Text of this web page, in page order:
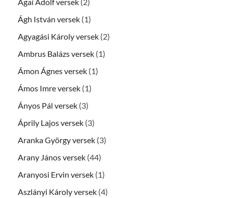
Ágai Adolf versek (2)
Ágh István versek (1)
Agyagási Károly versek (2)
Ambrus Balázs versek (1)
Ámon Ágnes versek (1)
Ámos Imre versek (1)
Ányos Pál versek (3)
Áprily Lajos versek (3)
Aranka György versek (3)
Arany János versek (44)
Aranyosi Ervin versek (1)
Aszlányi Károly versek (4)